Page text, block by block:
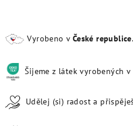
Vyrobeno v České republice.
Šijeme z látek vyrobených
Udělej (si) radost a